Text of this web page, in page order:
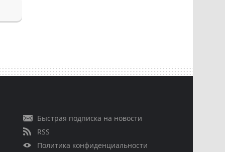
Быстрая подписка на новости
RSS
Политика конфиденциальности